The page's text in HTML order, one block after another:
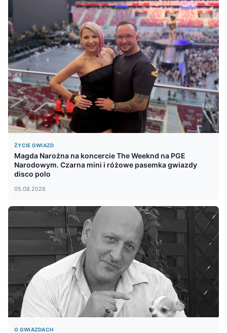
ŻYCIE GWIAZD
Magda Narożna na koncercie The Weeknd na PGE
Narodowym. Czarna mini i różowe pasemka gwiazdy
disco polo
05.08.2026
O GWIAZDACH